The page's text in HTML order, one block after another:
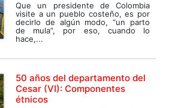
Que un presidente de Colombia
visite a un pueblo costeño, es por
decirlo de algún modo, “un parto
de mula”, por eso, cuando lo
hace,...
50 años del departamento del
Cesar (VI): Componentes
étnicos